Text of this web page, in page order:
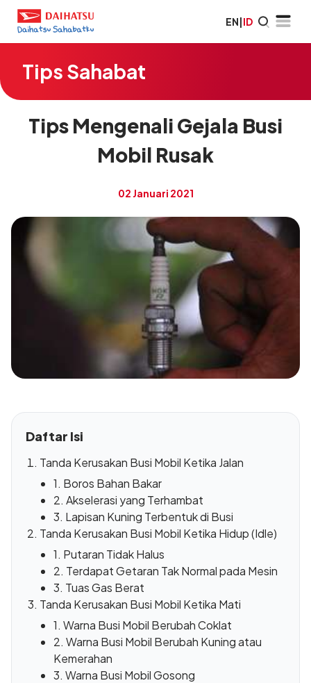
EN|ID
Tips Sahabat
Tips Mengenali Gejala Busi
Mobil Rusak
02 Januari 2021
Daftar Isi
Tanda Kerusakan Busi Mobil Ketika Jalan
1. Boros Bahan Bakar
2. Akselerasi yang Terhambat
3. Lapisan Kuning Terbentuk di Busi
Tanda Kerusakan Busi Mobil Ketika Hidup (Idle)
1. Putaran Tidak Halus
2. Terdapat Getaran Tak Normal pada Mesin
3. Tuas Gas Berat
Tanda Kerusakan Busi Mobil Ketika Mati
1. Warna Busi Mobil Berubah Coklat
2. Warna Busi Mobil Berubah Kuning atau
Kemerahan
3. Warna Busi Mobil Gosong